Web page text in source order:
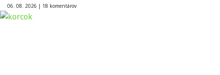
06. 08. 2026 | 18 komentárov